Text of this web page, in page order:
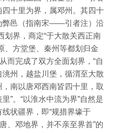
十里为界，属邓州。 其四十
弊邑（指南宋——引者注）沿
划界，商定“于大散关西正南
、方堂堡、秦州等都划归金
从而完成了双方全面划界，“自
州，越盐川堡，循渭至大散
南以唐邓西南皆四十里，取
”。 “以淮水中流为界”自然是
状疆界，即“规措界壕于
、邓地界，并不亲至界首”的